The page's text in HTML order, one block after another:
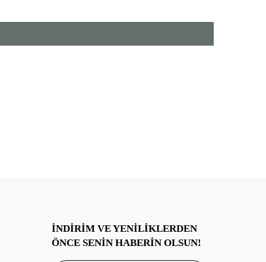
✓ Türkiye’de OekoTex kalite standartlarında
İNDIRIM VE YENILIKLERDEN
ÖNCE SENIN HABERIN OLSUN!